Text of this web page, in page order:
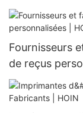
Fournisseurs
de reçus